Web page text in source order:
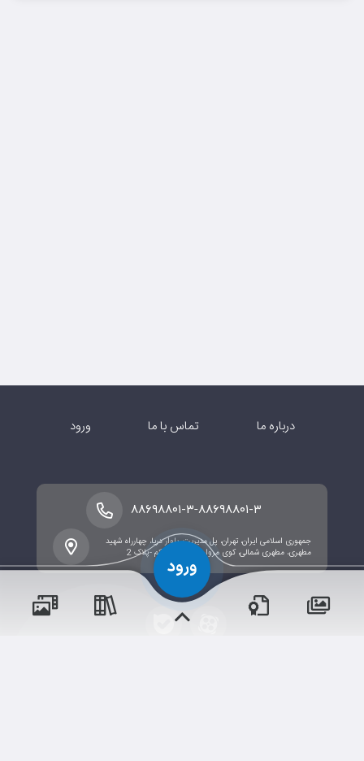
درباره ما تماس با ما ورود
جمهوری اسلامی ایران، تهران، پل مدیریت، بلوار دریا، چهارراه شهید
مطهری، مطهری شمالی، کوی مروارید ، مروارید یکم -پلاک 2
۸۸۶۹۸۸۰۱-۳-۸۸۶۹۸۸۰۱-۳